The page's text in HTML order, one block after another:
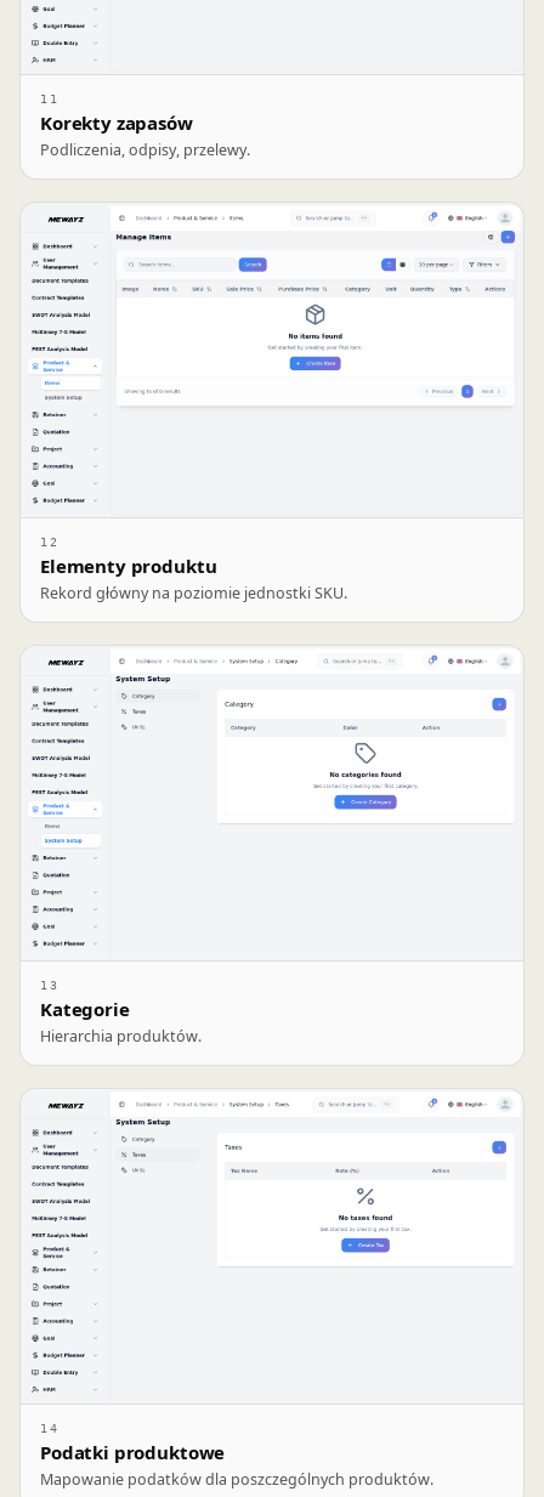
11
Korekty zapasów
Podliczenia, odpisy, przelewy.
12
Elementy produktu
Rekord główny na poziomie jednostki SKU.
13
Kategorie
Hierarchia produktów.
14
Podatki produktowe
Mapowanie podatków dla poszczególnych produktów.